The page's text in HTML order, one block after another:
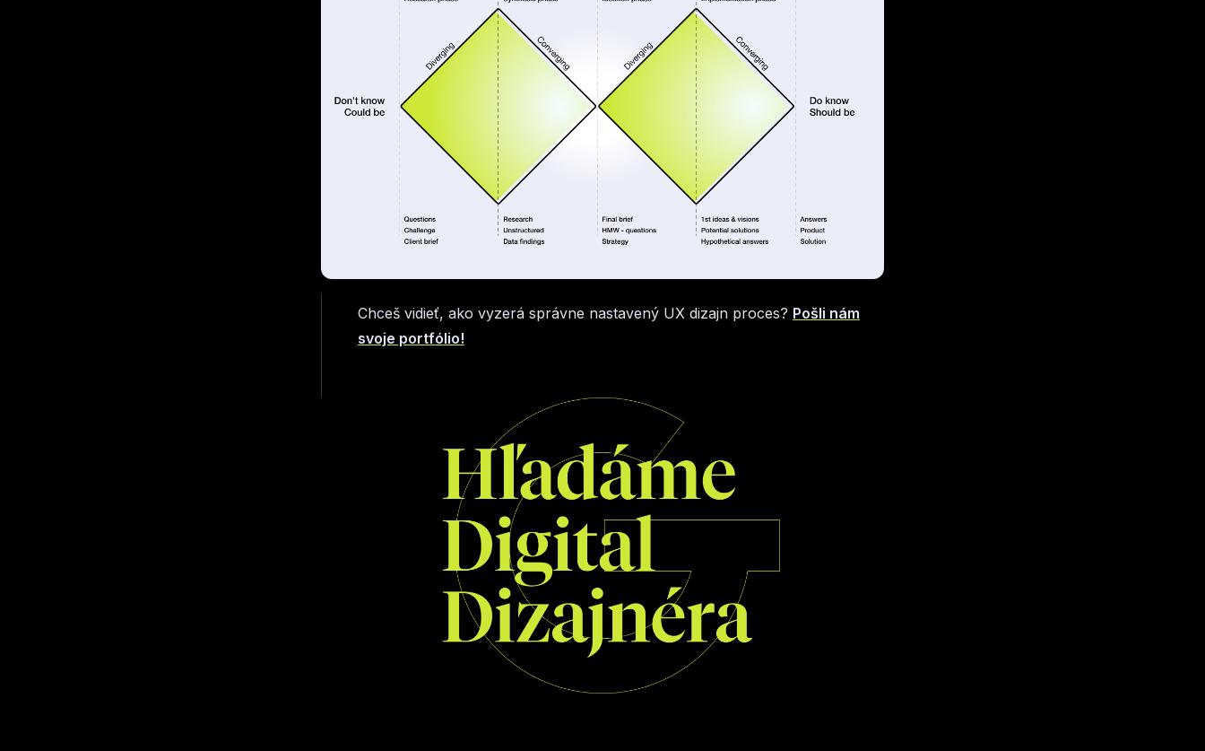
Chceš vidieť, ako vyzerá správne nastavený UX dizajn proces? Pošli nám
svoje portfólio!